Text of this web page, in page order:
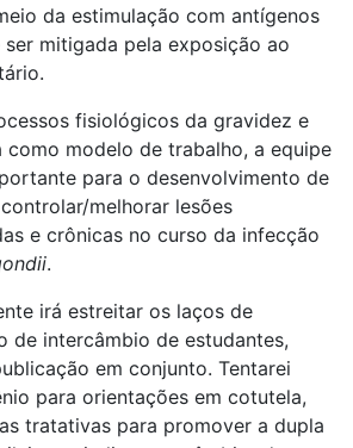
da estimulação com antígenos
ser mitigada pela exposição ao
fisiológicos da gravidez e
como modelo de trabalho, a equipe
para o desenvolvimento de
melhorar lesões
e crônicas no curso da infecção
.
irá estreitar os laços de
de intercâmbio de estudantes,
em conjunto. Tentarei
para orientações em cotutela,
tratativas para promover a dupla